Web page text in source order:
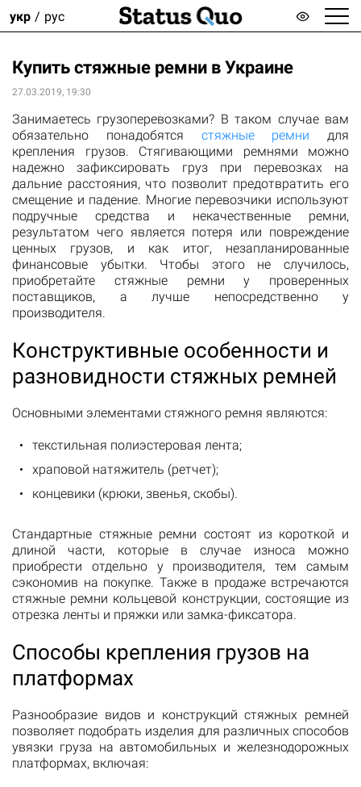
укр рус
Купить стяжные ремни в Украине
27.03.2019, 19:30
Занимаетесь грузоперевозками? В таком случае вам
обязательно понадобятся стяжные ремни для
крепления грузов. Стягивающими ремнями можно
надежно зафиксировать груз при перевозках на
дальние расстояния, что позволит предотвратить его
смещение и падение. Многие перевозчики используют
подручные средства и некачественные ремни,
результатом чего является потеря или повреждение
ценных грузов, и как итог, незапланированные
финансовые убытки. Чтобы этого не случилось,
приобретайте стяжные ремни у проверенных
поставщиков, а лучше непосредственно у
производителя.
Конструктивные особенности и
разновидности стяжных ремней
Основными элементами стяжного ремня являются:
текстильная полиэстеровая лента;
храповой натяжитель (ретчет);
концевики (крюки, звенья, скобы).
Стандартные стяжные ремни состоят из короткой и
длиной части, которые в случае износа можно
приобрести отдельно у производителя, тем самым
сэкономив на покупке. Также в продаже встречаются
стяжные ремни кольцевой конструкции, состоящие из
отрезка ленты и пряжки или замка-фиксатора.
Способы крепления грузов на
платформах
Разнообразие видов и конструкций стяжных ремней
позволяет подобрать изделия для различных способов
увязки груза на автомобильных и железнодорожных
платформах, включая: